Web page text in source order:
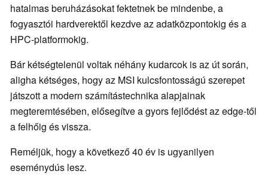
hatalmas beruházásokat fektetnek be mindenbe, a
fogyasztói hardverektől kezdve az adatközpontokig és a
HPC-platformokig.
Bár kétségtelenül voltak néhány kudarcok is az út során,
aligha kétséges, hogy az MSI kulcsfontosságú szerepet
játszott a modern számítástechnika alapjainak
megteremtésében, elősegítve a gyors fejlődést az edge-től
a felhőig és vissza.
Reméljük, hogy a következő 40 év is ugyanilyen
eseménydús lesz.